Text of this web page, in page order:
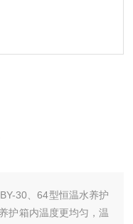
30、64型恒温水养护
护箱内温度更均匀，温